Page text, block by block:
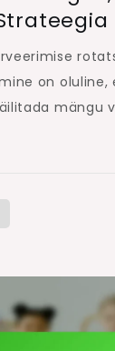
on oluline,
mängu